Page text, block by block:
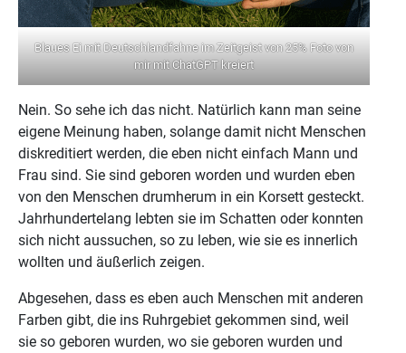
Blaues Ei mit Deutschlandfahne im Zeitgeist von 25% Foto von
mir mit ChatGPT kreiert
Nein. So sehe ich das nicht. Natürlich kann man seine
eigene Meinung haben, solange damit nicht Menschen
diskreditiert werden, die eben nicht einfach Mann und
Frau sind. Sie sind geboren worden und wurden eben
von den Menschen drumherum in ein Korsett gesteckt.
Jahrhundertelang lebten sie im Schatten oder konnten
sich nicht aussuchen, so zu leben, wie sie es innerlich
wollten und äußerlich zeigen.
Abgesehen, dass es eben auch Menschen mit anderen
Farben gibt, die ins Ruhrgebiet gekommen sind, weil
sie so geboren wurden, wo sie geboren wurden und